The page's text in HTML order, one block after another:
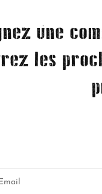
une
les